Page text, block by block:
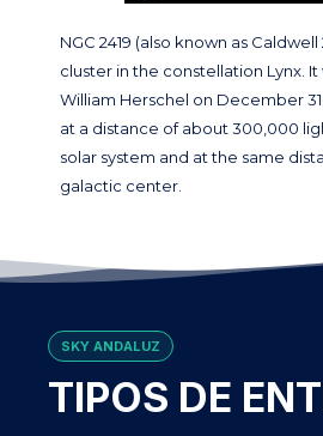
NGC 2419 (also known as
cluster in the constellation Lynx.
William Herschel on December 31,
at a distance of about 300,000
solar system and at the same
galactic center.
SKY ANDALUZ
TIPOS DE